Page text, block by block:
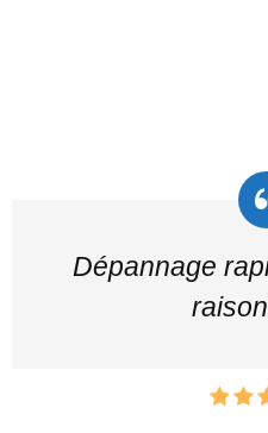
Dépannage